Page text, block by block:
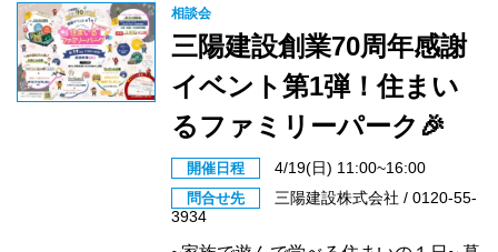
相談会
三陽建設創業70周年感謝
イベント第1弾！住まい
るファミリーパーク🎉
開催日程 4/19(日) 11:00~16:00
問合せ先
三陽建設株式会社 / 0120-55-
3934